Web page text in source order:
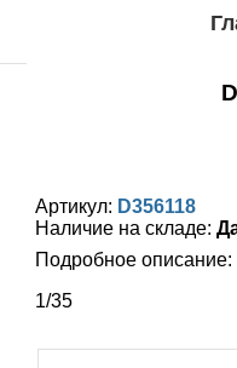
Артикул: D356118
Наличие на складе:
Подробное описание:
1/35